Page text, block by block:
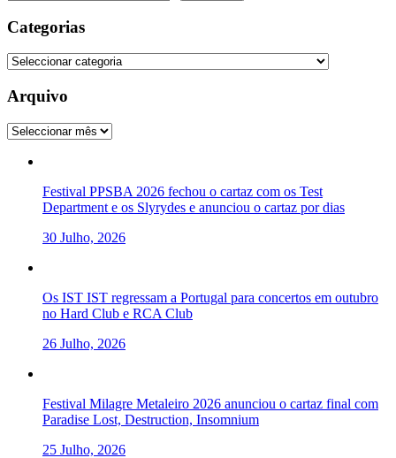
Categorias
Categorias
Arquivo
Arquivo
Festival PPSBA 2026 fechou o cartaz com os Test
Department e os Slyrydes e anunciou o cartaz por dias
30 Julho, 2026
Os IST IST regressam a Portugal para concertos em outubro
no Hard Club e RCA Club
26 Julho, 2026
Festival Milagre Metaleiro 2026 anunciou o cartaz final com
Paradise Lost, Destruction, Insomnium
25 Julho, 2026